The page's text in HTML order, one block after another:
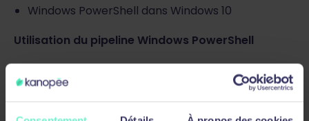
Windows PowerShell dans Windows 10
Utilisation du pipeline Windows PowerShell
Sélectionner, trier et mesurer des objets
Filtrer les objets hors du pipeline